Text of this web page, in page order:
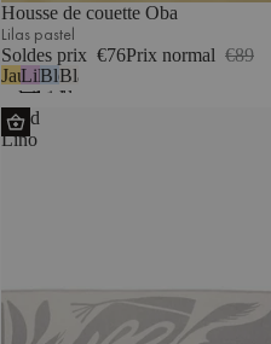
Housse de couette Oba
Lilas pastel
Soldes prix €76Prix normal €89
Jaune
soleil
Lilas
pastel
Bleu
ciel
Blanc
classique
Plaid
Lino